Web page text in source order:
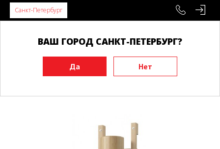
Санкт-Петербург
ВАШ ГОРОД САНКТ-ПЕТЕРБУРГ?
Инвентарь
Функциональные тренажеры